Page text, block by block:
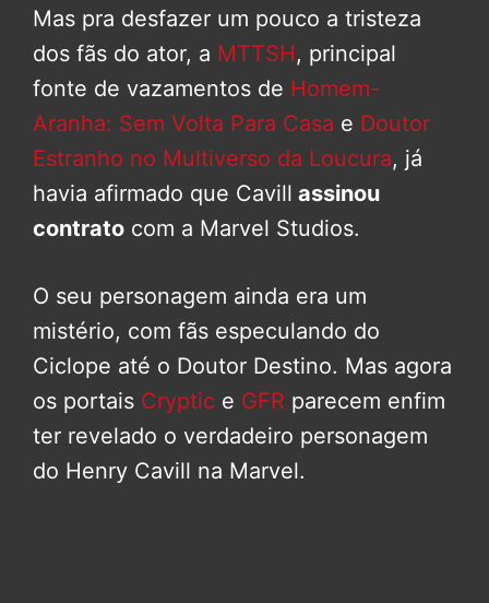
Mas pra desfazer um pouco a tristeza
dos fãs do ator, a MTTSH, principal
fonte de vazamentos de Homem-
Aranha: Sem Volta Para Casa e Doutor
Estranho no Multiverso da Loucura, já
havia afirmado que Cavill assinou
contrato com a Marvel Studios.
O seu personagem ainda era um
mistério, com fãs especulando do
Ciclope até o Doutor Destino. Mas agora
os portais Cryptic e GFR parecem enfim
ter revelado o verdadeiro personagem
do Henry Cavill na Marvel.